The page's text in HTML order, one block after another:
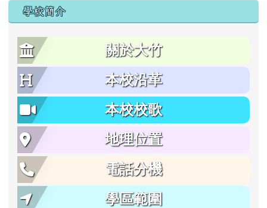
學校簡介
關於大竹
本校沿革
本校校歌
地理位置
電話分機
學區範圍